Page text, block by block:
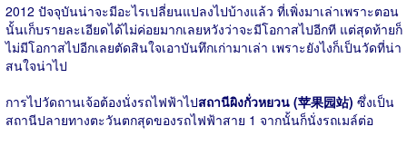
2012 ปัจจุบันน่าจะมีอะไรเปลี่ยนแปลงไปบ้างแล้ว ที่เพิ่งมาเล่าเพราะตอน
นั้นเก็บรายละเอียดได้ไม่ค่อยมากเลยหวังว่าจะมีโอกาสไปอีกที แต่สุดท้ายก็
ไม่มีโอกาสไปอีกเลยตัดสินใจเอาบันทึกเก่ามาเล่า เพราะยังไงก็เป็นวัดที่น่า
สนใจน่าไป
การไปวัดถานเจ้อต้องนั่งรถไฟฟ้าไปสถานีผิงกั่วหยวน (苹果园站) ซึ่งเป็น
สถานีปลายทางตะวันตกสุดของรถไฟฟ้าสาย 1 จากนั้นก็นั่งรถเมล์ต่อ